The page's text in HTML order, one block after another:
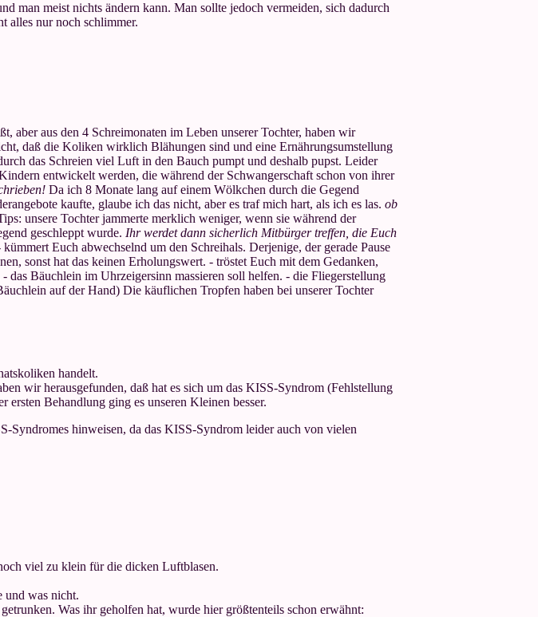
man meist nichts ändern kann. Man sollte jedoch vermeiden, sich dadurch
alles nur noch schlimmer.
aber aus den 4 Schreimonaten im Leben unserer Tochter, haben wir
daß die Koliken wirklich Blähungen sind und eine Ernährungsumstellung
das Schreien viel Luft in den Bauch pumpt und deshalb pupst. Leider
entwickelt werden, die während der Schwangerschaft schon von ihrer
Da ich 8 Monate lang auf einem Wölkchen durch die Gegend
kaufte, glaube ich das nicht, aber es traf mich hart, als ich es las. ob
unsere Tochter jammerte merklich weniger, wenn sie während der
geschleppt wurde. Ihr werdet dann sicherlich Mitbürger treffen, die Euch
kümmert Euch abwechselnd um den Schreihals. Derjenige, der gerade Pause
sonst hat das keinen Erholungswert. - tröstet Euch mit dem Gedanken,
Bäuchlein im Uhrzeigersinn massieren soll helfen. - die Fliegerstellung
auf der Hand) Die käuflichen Tropfen haben bei unserer Tochter
handelt.
wir herausgefunden, daß hat es sich um das KISS-Syndrom (Fehlstellung
Behandlung ging es unseren Kleinen besser.
Syndromes hinweisen, da das KISS-Syndrom leider auch von vielen
viel zu klein für die dicken Luftblasen.
und was nicht.
Was ihr geholfen hat, wurde hier größtenteils schon erwähnt: